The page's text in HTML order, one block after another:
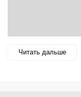
Читать дальше